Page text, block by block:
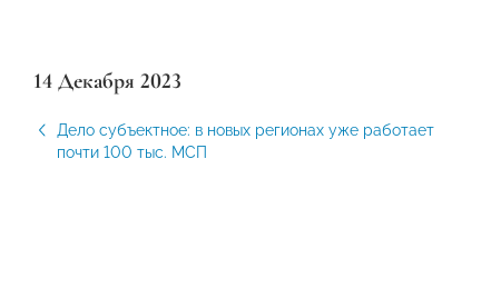
14 Декабря 2023
Дело субъектное: в новых регионах уже работает
почти 100 тыс. МСП